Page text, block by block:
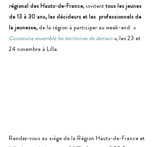
régional des Hauts-de-France, invitent tous les jeunes
de 13 à 30 ans, les décideurs et les  professionnels de
la jeunesse, de la région à participer au week-end «
Construire ensemble les territoires de demain », les 23 et
24 novembre à Lille.
Rendez-vous au siège de la Région Hauts-de-France et